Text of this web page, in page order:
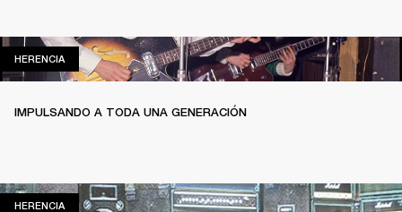
HERENCIAHERENCIA
IMPULSANDO A TODA UNA GENERACIÓN
HERENCIAHERENCIA